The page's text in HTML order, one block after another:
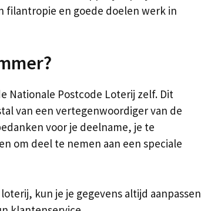
filantropie en goede doelen werk in
Nationale Postcode Loterij zelf. Dit
van een vertegenwoordiger van de
voor je deelname, je te
om deel te nemen aan een speciale
kun je je gegevens altijd aanpassen